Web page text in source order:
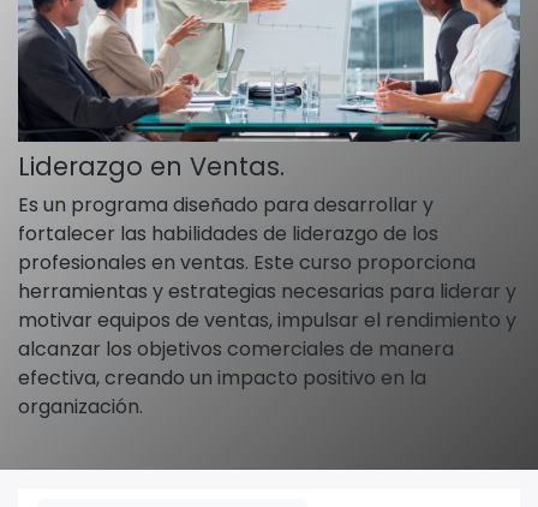
Liderazgo en Ventas.
Es un programa diseñado para desarrollar y
fortalecer las habilidades de liderazgo de los
profesionales en ventas. Este curso proporciona
herramientas y estrategias necesarias para liderar y
motivar equipos de ventas, impulsar el rendimiento y
alcanzar los objetivos comerciales de manera
efectiva, creando un impacto positivo en la
organización.